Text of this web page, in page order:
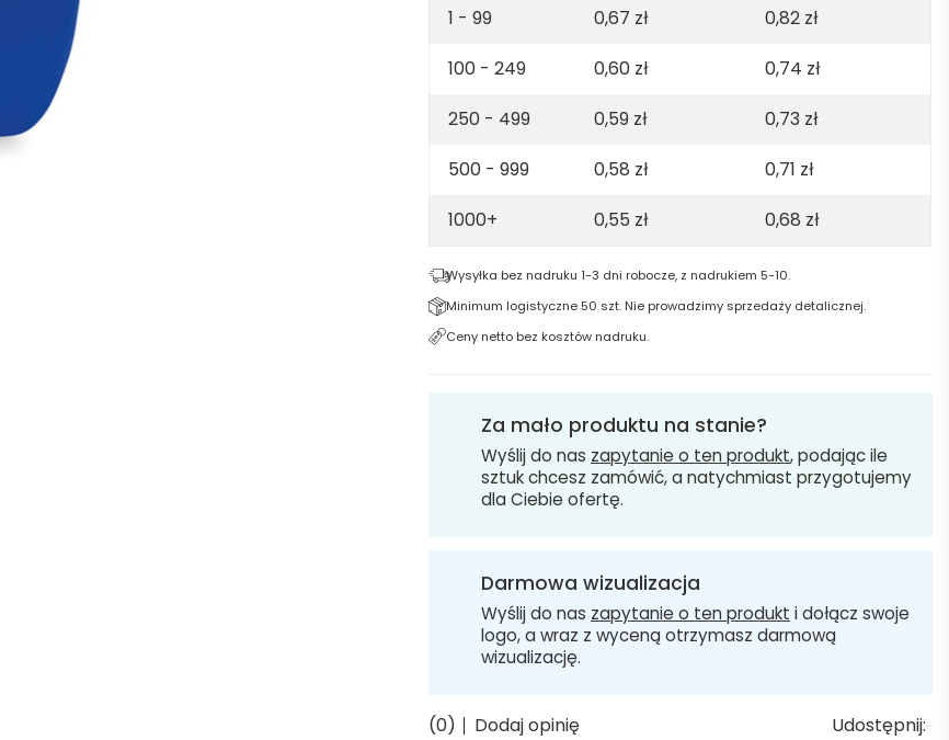
1 - 99
0,67 zł 0,82 zł
100 - 249
0,60 zł 0,74 zł
250 - 499
0,59 zł 0,73 zł
500 - 999
0,58 zł 0,71 zł
1000+
0,55 zł 0,68 zł
Wysyłka bez nadruku 1-3 dni robocze, z nadrukiem 5-10.
Minimum logistyczne 50 szt. Nie prowadzimy sprzedaży detalicznej.
Ceny netto bez kosztów nadruku.
Za mało produktu na stanie?
Wyślij do nas zapytanie o ten produkt, podając ile
sztuk chcesz zamówić, a natychmiast przygotujemy
dla Ciebie ofertę.
Darmowa wizualizacja
Wyślij do nas zapytanie o ten produkt i dołącz swoje
logo, a wraz z wyceną otrzymasz darmową
wizualizację.
(0) Dodaj opinię Udostępnij: